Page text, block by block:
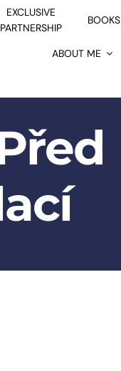
EXCLUSIVE
PARTNERSHIP
BOOKS
ABOUT ME